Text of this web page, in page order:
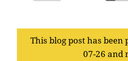
This blog post has been
07-26 and